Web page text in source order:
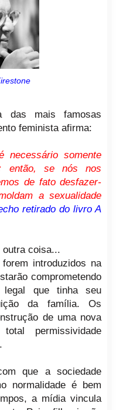
das mais famosas
feminista afirma:
necessário somente
então, se nós nos
de fato desfazer-
a sexualidade
retirado do livro A
outra coisa...
introduzidos na
comprometendo
que tinha seu
da família. Os
de uma nova
permissividade
que a sociedade
normalidade é bem
a mídia vincula